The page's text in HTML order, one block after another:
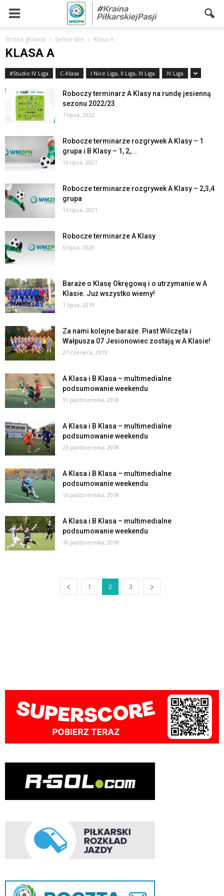
Strona główna Seniorskie Klasa A
KLASA A
#Studio IV Liga C-Klasa I Nice Liga, II Liga, III Liga IV Liga
Roboczy terminarz A Klasy na rundę jesienną
sezonu 2022/23
7 lipca, 2022
Robocze terminarze rozgrywek A Klasy – 1
grupa i B Klasy – 1, 2,...
16 lipca, 2021
Robocze terminarze rozgrywek A Klasy – 2,3,4
grupa
15 lipca, 2021
Robocze terminarze A Klasy
6 lipca, 2020
Baraże o Klasę Okręgową i o utrzymanie w A
Klasie. Już wszystko wiemy!
1 lipca, 2019
Za nami kolejne baraże. Piast Wilczęta i
Wałpusza 07 Jesionowiec zostają w A Klasie!
27 czerwca, 2019
A Klasa i B Klasa – multimedialne
podsumowanie weekendu
31 października, 2018
A Klasa i B Klasa – multimedialne
podsumowanie weekendu
23 października, 2018
A Klasa i B Klasa – multimedialne
podsumowanie weekendu
16 października, 2018
A Klasa i B Klasa – multimedialne
podsumowanie weekendu
10 października, 2018
1 2 3